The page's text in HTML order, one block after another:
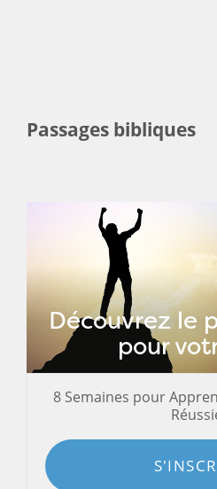
Passages bibliques
Découvrez le
pour
8 Semaines pour